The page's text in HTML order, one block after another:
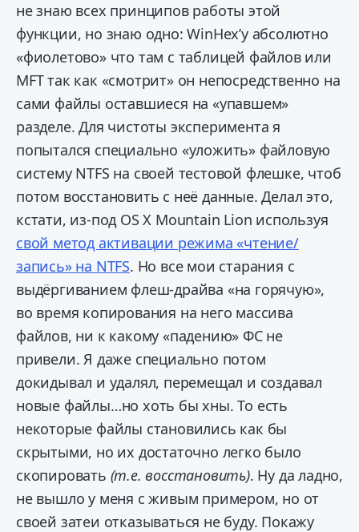
не знаю всех принципов работы этой
функции, но знаю одно: WinHex’у абсолютно
«фиолетово» что там с таблицей файлов или
MFT так как «смотрит» он непосредственно на
сами файлы оставшиеся на «упавшем»
разделе. Для чистоты эксперимента я
попытался специально «уложить» файловую
систему NTFS на своей тестовой флешке, чтоб
потом восстановить с неё данные. Делал это,
кстати, из-под OS X Mountain Lion используя
свой метод активации режима «чтение/
запись» на NTFS. Но все мои старания с
выдёргиванием флеш-драйва «на горячую»,
во время копирования на него массива
файлов, ни к какому «падению» ФС не
привели. Я даже специально потом
докидывал и удалял, перемещал и создавал
новые файлы…но хоть бы хны. То есть
некоторые файлы становились как бы
скрытыми, но их достаточно легко было
скопировать (т.е. восстановить). Ну да ладно,
не вышло у меня с живым примером, но от
своей затеи отказываться не буду. Покажу